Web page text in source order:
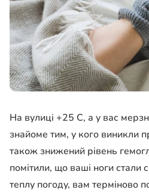
На вулиці +25 С, а у вас
знайоме тим, у кого виникли
також знижений рівень
помітили, що ваші ноги стали
теплу погоду, вам терміново